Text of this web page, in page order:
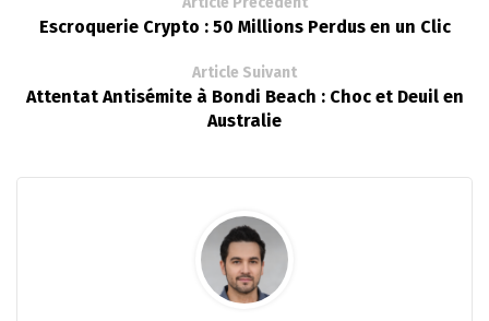
Escroquerie Crypto : 50 Millions Perdus en un Clic
Article Suivant
Attentat Antisémite à Bondi Beach : Choc et Deuil en
Australie